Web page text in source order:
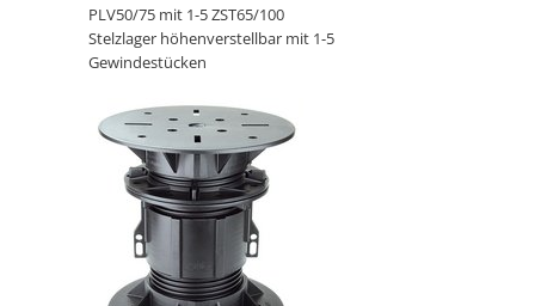
PLV50/75 mit 1-5 ZST65/100
Stelzlager höhenverstellbar mit 1-5
Gewindestücken